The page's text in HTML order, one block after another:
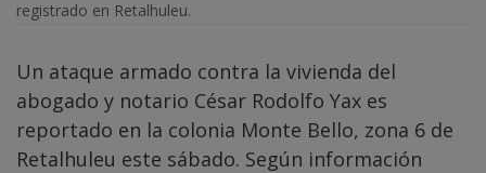
registrado en Retalhuleu.
Un ataque armado contra la vivienda del
abogado y notario César Rodolfo Yax es
reportado en la colonia Monte Bello, zona 6 de
Retalhuleu este sábado. Según información